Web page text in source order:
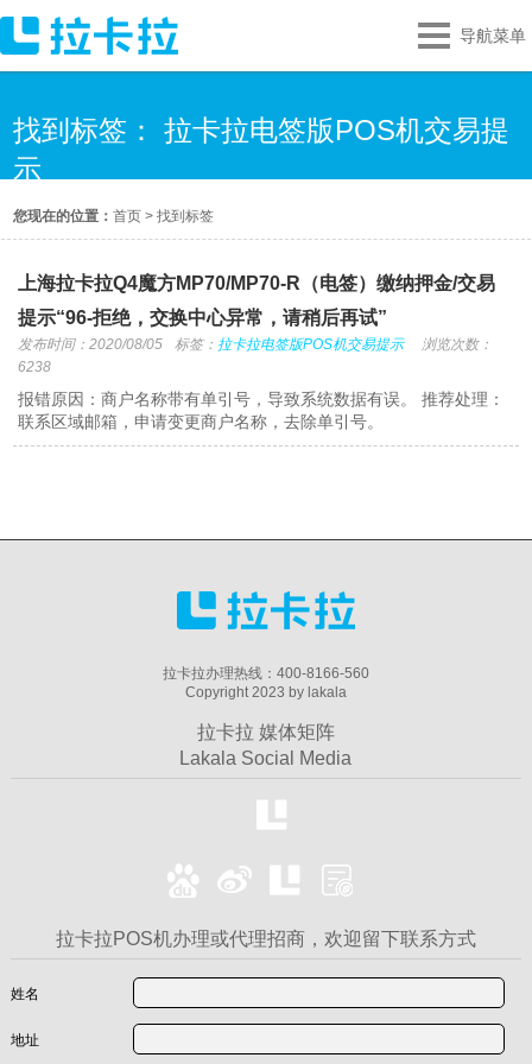
导航菜单
找到标签： 拉卡拉电签版POS机交易提
示
您现在的位置：首页 >找到标签
上海拉卡拉Q4魔方MP70/MP70-R（电签）缴纳押金/交易
提示“96-拒绝，交换中心异常，请稍后再试”
发布时间：2020/08/05 标签： 拉卡拉电签版POS机交易提示
浏览次数：
6238
报错原因：商户名称带有单引号，导致系统数据有误。 推荐处理：
联系区域邮箱，申请变更商户名称，去除单引号。
拉卡拉办理热线：400-8166-560
Copyright 2023 by lakala
拉卡拉 媒体矩阵
Lakala Social Media
拉卡拉POS机办理或代理招商，欢迎留下联系方式
姓名
地址